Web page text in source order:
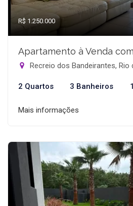
R$ 1.250.000
Apartamento à Venda
Recreio dos Bandeirantes, Rio
2 Quartos 3 Banheiros
Mais informações